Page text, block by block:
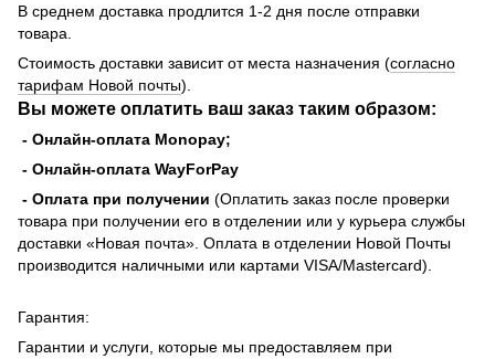
В среднем доставка продлится 1-2 дня после отправки
товара.
Стоимость доставки зависит от места назначения (согласно
тарифам Новой почты).
Вы можете оплатить ваш заказ таким образом:
- Онлайн-оплата Monopay;
- Онлайн-оплата WayForPay
- Оплата при получении (Оплатить заказ после проверки
товара при получении его в отделении или у курьера службы
доставки «Новая почта». Оплата в отделении Новой Почты
производится наличными или картами VISA/Mastercard).
Гарантия:
Гарантии и услуги, которые мы предоставляем при